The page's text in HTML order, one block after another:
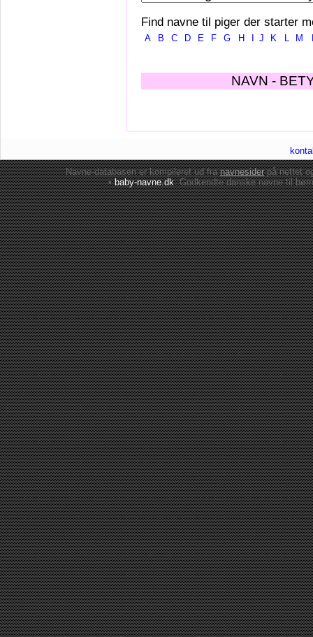
Find navne til piger der starter
A B C D E F G H J K L M
NAVN -
Navne-databasen er kompileret ud franavnesiderpå nettet
•baby-navne.dk: Godkendte danskenavne til børn